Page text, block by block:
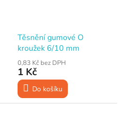
Těsnění gumové O
kroužek 6/10 mm
0,83 Kč bez DPH
1 Kč
Do košíku